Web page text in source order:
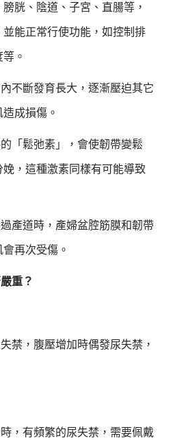
胱、陰道、子宮、直腸等，
能正常行使功能，如控制排
等。
不斷發育長大，逐漸壓迫其它
成損傷。
「鬆弛素」，會使韌帶變鬆
，這種激素同樣有可能導致
產道時，產婦盆腔筋膜和韌帶
再次受傷。
重？
禁，腹壓增加時偶發尿失禁，
，有頻繁的尿失禁，需要佩戴